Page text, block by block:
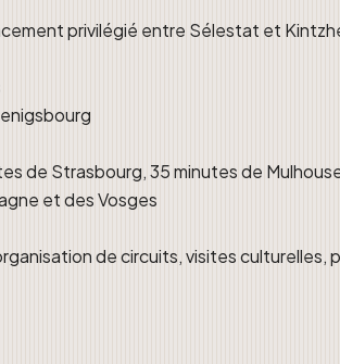
privilégié entre Sélestat et
de Strasbourg, 35 minutes de
et des Vosges
de circuits, visites culturelles,